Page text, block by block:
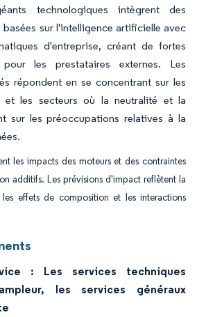
technologiques intègrent des
sur l'intelligence artificielle avec
d'entreprise, créant de fortes
les prestataires externes. Les
répondent en se concentrant sur les
et les secteurs où la neutralité et la
sur les préoccupations relatives à la
les impacts des moteurs et des contraintes
additifs. Les prévisions d'impact reflètent la
effets de composition et les interactions
: Les services techniques
les services généraux